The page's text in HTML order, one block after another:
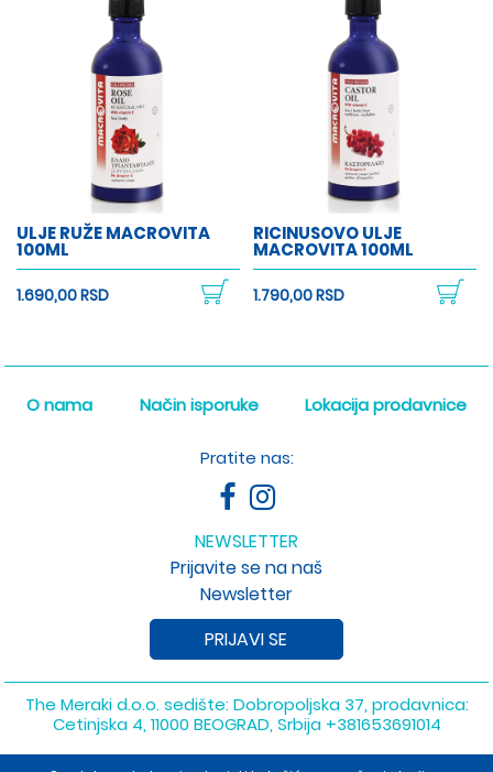
ULJE RUŽE MACROVITA
100ML
1.690,00 RSD
RICINUSOVO ULJE
MACROVITA 100ML
1.790,00 RSD
O nama Način isporuke Lokacija prodavnice
Pratite nas:
NEWSLETTER
Prijavite se na naš
Newsletter
PRIJAVI SE
The Meraki d.o.o. sedište: Dobropoljska 37, prodavnica:
Cetinjska 4, 11000 BEOGRAD, Srbija +381653691014